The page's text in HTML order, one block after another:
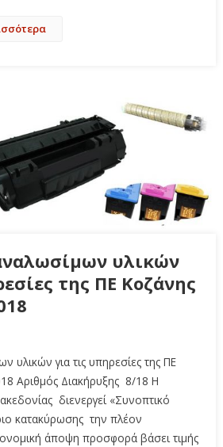
υλικών
της ΠΕ Κοζάνης
υλικών για τις υπηρεσίες της ΠΕ
Αριθμός Διακήρυξης 8/18 Η
διενεργεί «Συνοπτικό
κατακύρωσης την πλέον
άποψη προσφορά βάσει τιμής